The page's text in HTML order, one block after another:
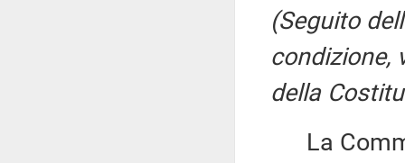
(Seguito
condizione,
della
La